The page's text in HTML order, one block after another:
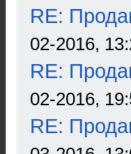
RE:
02-2016,
RE:
02-2016,
RE: